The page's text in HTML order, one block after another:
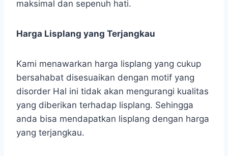
maksimal dan sepenuh hati.
Harga Lisplang yang Terjangkau
Kami menawarkan harga lisplang yang cukup
bersahabat disesuaikan dengan motif yang
disorder Hal ini tidak akan mengurangi kualitas
yang diberikan terhadap lisplang. Sehingga
anda bisa mendapatkan lisplang dengan harga
yang terjangkau.